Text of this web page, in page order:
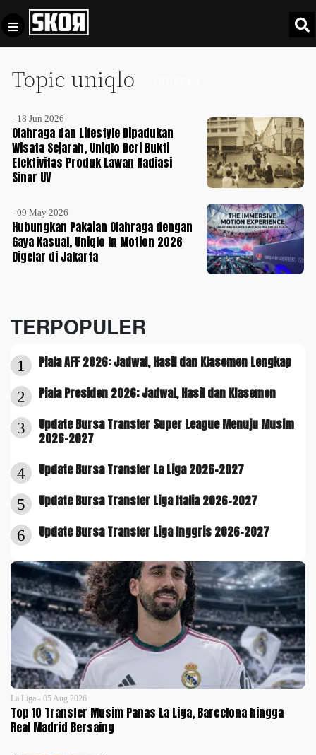
Topic uniqlo
- 18 Jun 2026
Olahraga dan Lifestyle Dipadukan
Wisata Sejarah, Uniqlo Beri Bukti
Efektivitas Produk Lawan Radiasi
Sinar UV
- 09 May 2026
Hubungkan Pakaian Olahraga dengan
Gaya Kasual, Uniqlo In Motion 2026
Digelar di Jakarta
TERPOPULER
1 Piala AFF 2026: Jadwal, Hasil dan Klasemen Lengkap
2 Piala Presiden 2026: Jadwal, Hasil dan Klasemen
3
Update Bursa Transfer Super League Menuju Musim
2026-2027
4 Update Bursa Transfer La Liga 2026-2027
5 Update Bursa Transfer Liga Italia 2026-2027
6 Update Bursa Transfer Liga Inggris 2026-2027
La Liga - 05 Aug 2026
Top 10 Transfer Musim Panas La Liga, Barcelona hingga
Real Madrid Bersaing
Football +
Culture +
Sports
Timnas
Indonesia
SKOR
Privacy
Pedoman
Pemberitaan
Media
Siber
Disclaimer
Tentang
Kami